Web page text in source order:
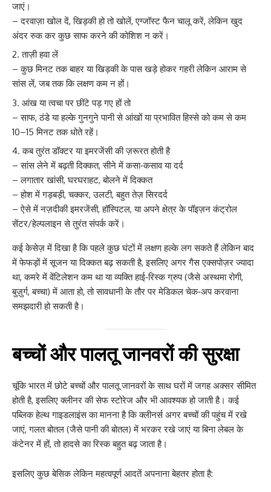
जाएं।
– दरवाज़ा खोल दें, खिड़की हो तो खोलें, एग्जॉस्ट फैन चालू करें, लेकिन खुद
अंदर रुक कर कुछ साफ करने की कोशिश न करें।
ताज़ी हवा लें
– कुछ मिनट तक बाहर या खिड़की के पास खड़े होकर गहरी लेकिन आराम से
सांस लें, जब तक कि लक्षण कम न हों।
आंख या त्वचा पर छींटे पड़ गए हों तो
– साफ, ठंडे या हल्के गुनगुने पानी से आंखों या प्रभावित हिस्से को कम से कम
10–15 मिनट तक धोते रहें।
कब तुरंत डॉक्टर या इमरजेंसी की ज़रूरत होती है
– सांस लेने में बढ़ती दिक्कत, सीने में कसा‑कसाव या दर्द
– लगातार खांसी, घरघराहट, बोलने में दिक्कत
– होश में गड़बड़ी, चक्कर, उलटी, बहुत तेज़ सिरदर्द
– ऐसे में नज़दीकी इमरजेंसी, हॉस्पिटल, या अपने क्षेत्र के पॉइज़न कंट्रोल
सेंटर/हेल्पलाइन से तुरंत संपर्क करें।
कई केसेज़ में दिखा है कि पहले कुछ घंटों में लक्षण हल्के लग सकते हैं लेकिन बाद
में फेफड़ों में सूजन या दिक्कत बढ़ सकती है, इसलिए अगर गैस एक्सपोज़र ज्यादा
था, कमरे में वेंटिलेशन कम था या व्यक्ति हाई‑रिस्क ग्रुप (जैसे अस्थमा रोगी,
बुज़ुर्ग, बच्चा) में आता हो, तो सावधानी के तौर पर मेडिकल चेक‑अप करवाना
समझदारी हो सकती है।
बच्चों और पालतू जानवरों की सुरक्षा
चूंकि भारत में छोटे बच्चों और पालतू जानवरों के साथ घरों में जगह अक्सर सीमित
होती है, इसलिए क्लीनर की सेफ स्टोरेज और भी आवश्यक हो जाती है। कई
पब्लिक हेल्थ गाइडलाइंस का मानना है कि क्लीनर्स अगर बच्चों की पहुंच में रखे
जाएं, गलत बोतल (जैसे पानी की बोतल) में भरकर रखे जाएं या बिना लेबल के
कंटेनर में हों, तो हादसे का रिस्क बहुत बढ़ जाता है।
इसलिए कुछ बेसिक लेकिन महत्वपूर्ण आदतें अपनाना बेहतर होता है: